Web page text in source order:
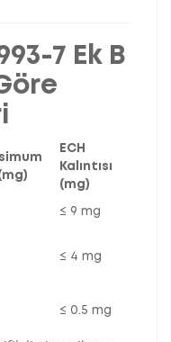
7 Ek B
(mg)
ECH
Kalıntısı
(mg)
≤ 9 mg
≤ 4 mg
≤ 0.5 mg